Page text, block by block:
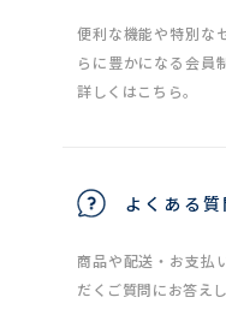
便利な機能や特別な
らに豊かになる会員
詳しくはこちら。
よくある
商品や配送・お支払
だくご質問にお答え